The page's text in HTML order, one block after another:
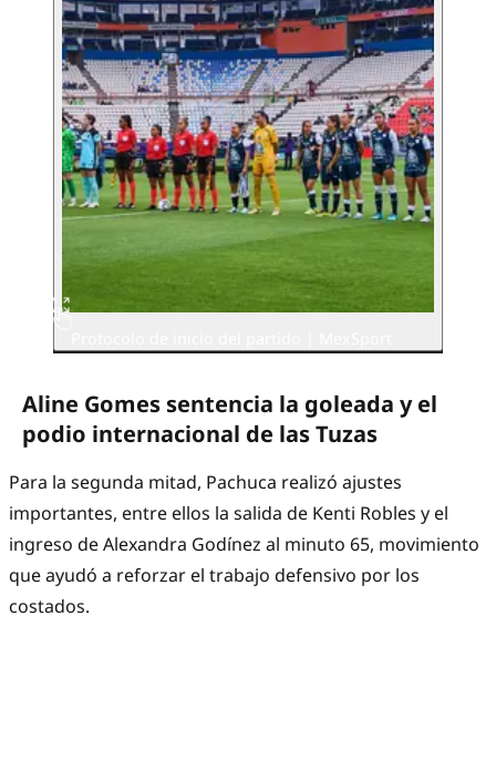
Aline Gomes sentencia la goleada y el
podio internacional de las Tuzas
Para la segunda mitad, Pachuca realizó ajustes
importantes, entre ellos la salida de Kenti Robles y el
ingreso de Alexandra Godínez al minuto 65, movimiento
que ayudó a reforzar el trabajo defensivo por los
costados.